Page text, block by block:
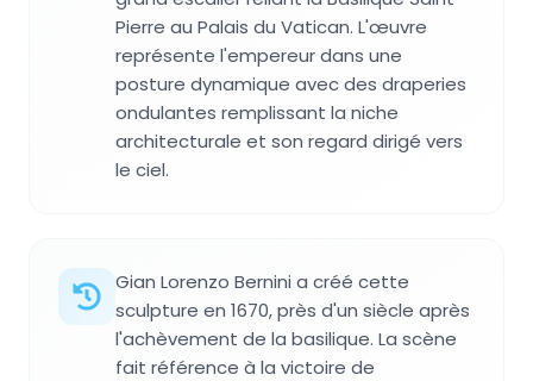
Pierre au Palais du Vatican. L'œuvre
représente l'empereur dans une
posture dynamique avec des draperies
ondulantes remplissant la niche
architecturale et son regard dirigé vers
le ciel.
Gian Lorenzo Bernini a créé cette
sculpture en 1670, près d'un siècle après
l'achèvement de la basilique. La scène
fait référence à la victoire de